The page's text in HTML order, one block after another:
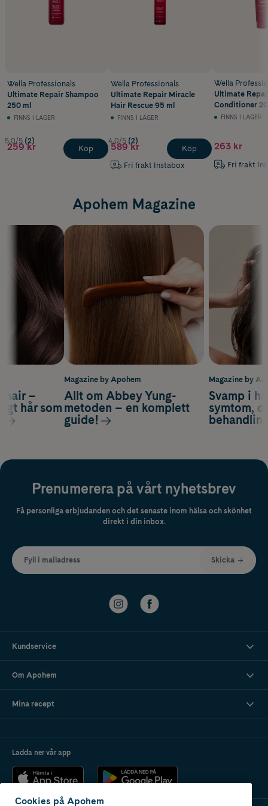
Wella Professionals
Ultimate Repair Shampoo
250 ml
FINNS I LAGER
5.0/5 (2)
259 kr Köp
Wella Professionals
Ultimate Repair Miracle
Hair Rescue 95 ml
FINNS I LAGER
4.0/5 (2)
589 kr
Fri frakt Instabox
Köp
Wella
Ultimate
Conditioner
FINNS I LAGER
263 kr
Fri frakt
Apohem Magazine
Magazine by
Svamp i
symtom,
hair –
hår som
Magazine by Apohem
Allt om Abbey Yung-
metoden – en komplett
guide!
Prenumerera på vårt nyhetsbrev
Få personliga erbjudanden och det senaste inom hälsa och skönhet
direkt i din inbox.
Fyll i mailadress Skicka
Kundservice
Om Apohem
Mina recept
Ladda ner vår app
Cookies på Apohem